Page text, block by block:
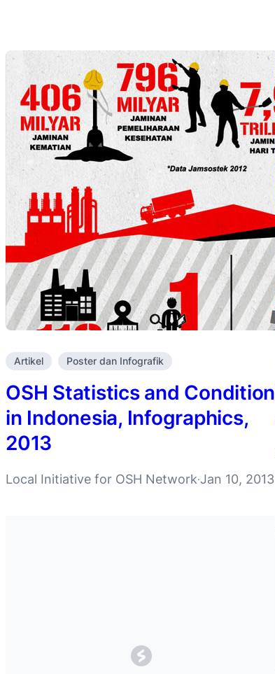
Artikel Poster dan Infografik
OSH Statistics and Condition
in Indonesia, Infographics,
2013
Local Initiative for OSH Network·Jan 10, 2013